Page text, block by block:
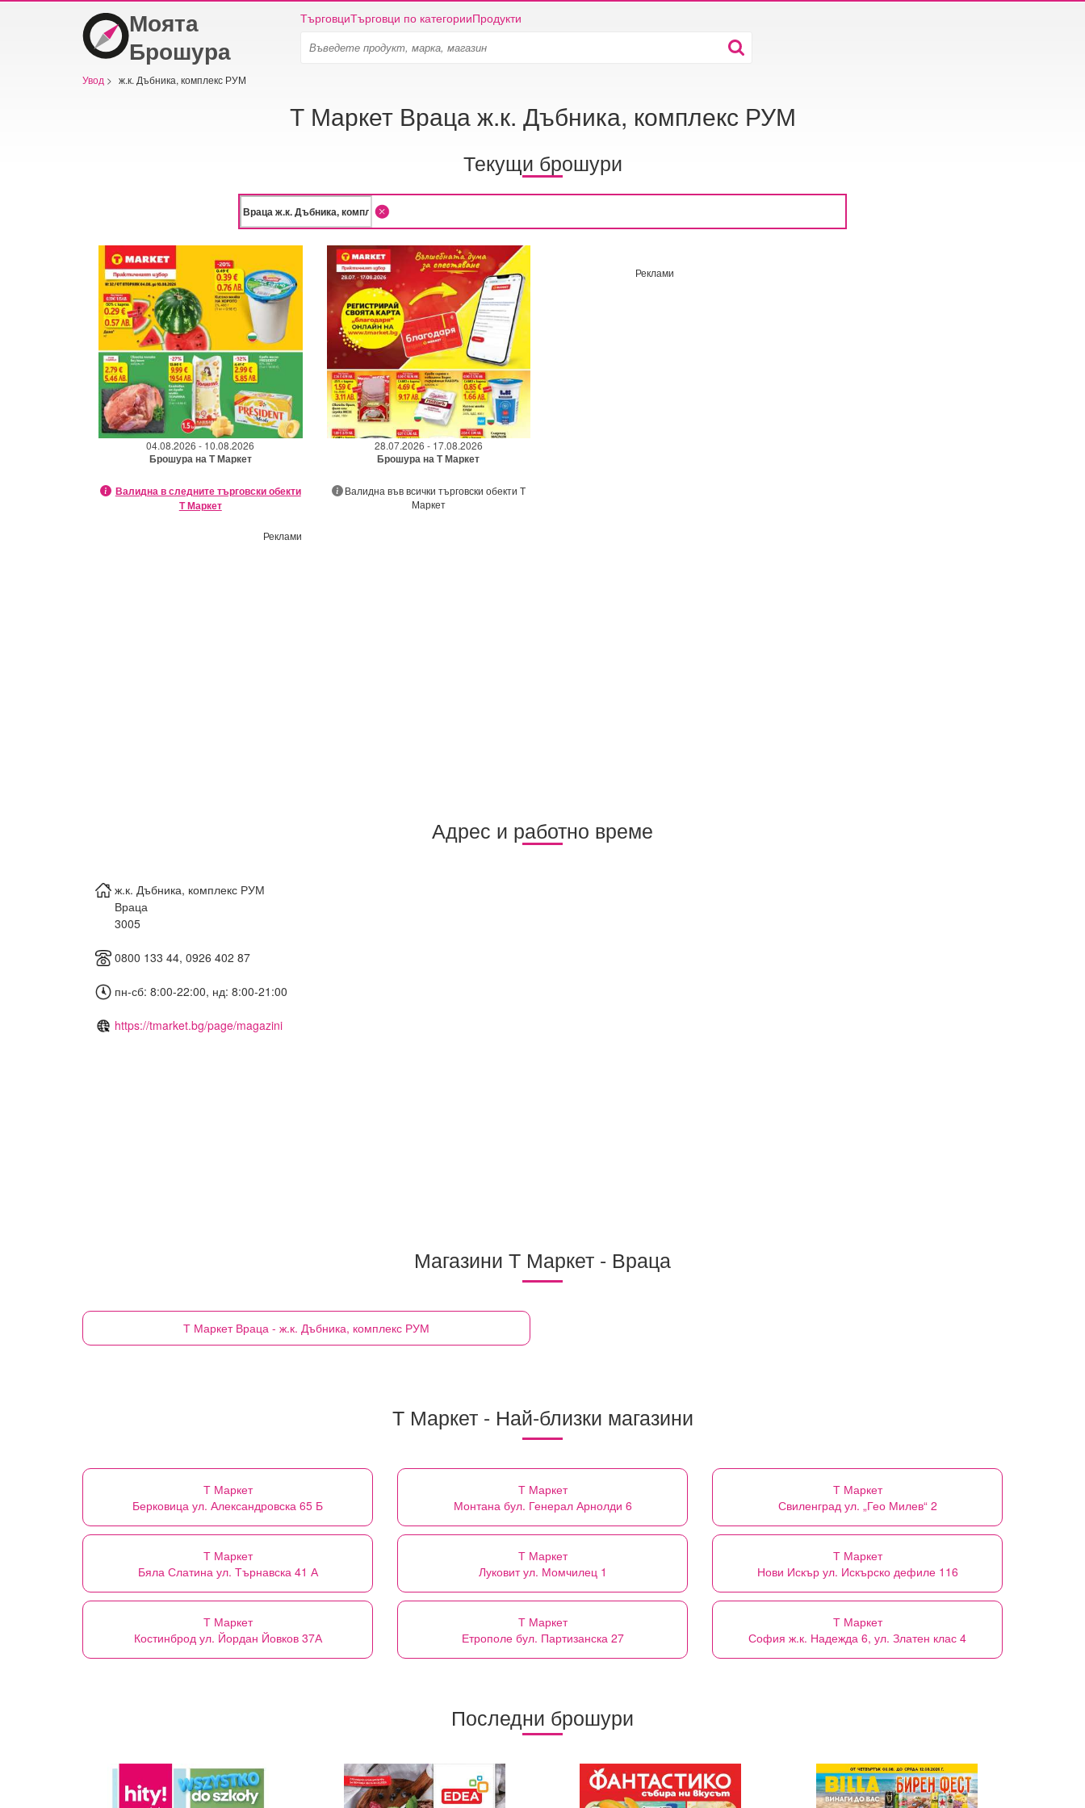
Моята
Брошура
ТърговциТърговци по категорииПродукти
Увод > ж.к. Дъбника, комплекс РУМ
Т Маркет Враца ж.к. Дъбника, комплекс РУМ
Текущи брошури
04.08.2026 - 10.08.2026
Брошура на Т Маркет
Валидна в следните търговски обекти
Т Маркет
28.07.2026 - 17.08.2026
Брошура на Т Маркет
Валидна във всички търговски обекти Т
Маркет
Реклами
Реклами
Адрес и работно време
ж.к. Дъбника, комплекс РУМ
Враца
3005
0800 133 44, 0926 402 87
пн-сб: 8:00-22:00, нд: 8:00-21:00
https://tmarket.bg/page/magazini
Магазини Т Маркет - Враца
Т Маркет Враца - ж.к. Дъбника, комплекс РУМ
Т Маркет - Най-близки магазини
Т Маркет
Берковица ул. Александровска 65 Б
Т Маркет
Монтана бул. Генерал Арнолди 6
Т Маркет
Свиленград ул. „Гео Милев“ 2
Т Маркет
Бяла Слатина ул. Търнавска 41 А
Т Маркет
Луковит ул. Момчилец 1
Т Маркет
Нови Искър ул. Искърско дефиле 116
Т Маркет
Костинброд ул. Йордан Йовков 37А
Т Маркет
Етрополе бул. Партизанска 27
Т Маркет
София ж.к. Надежда 6, ул. Златен клас 4
Последни брошури